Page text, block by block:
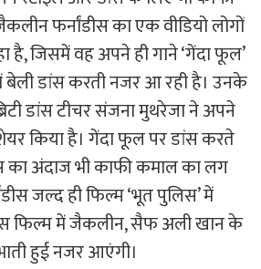
फर्नांडीस का एक वीडियो लोगों
है, जिसमें वह अपने ही गाने ‘गेंदा फूल’
डांस करती नजर आ रही है। उनके
डांस टीचर संजना मुथरेजा ने अपने
किया है। गेंदा फूल पर डांस करते
का अंदाज भी काफी कमाल का लग
जल्द ही फिल्म ‘भूत पुलिस’ में
फिल्म में जैकलीन, सैफ अली खान के
हुई नजर आएंगी।